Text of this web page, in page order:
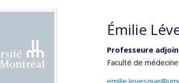
Émilie
Professeure
Faculté de